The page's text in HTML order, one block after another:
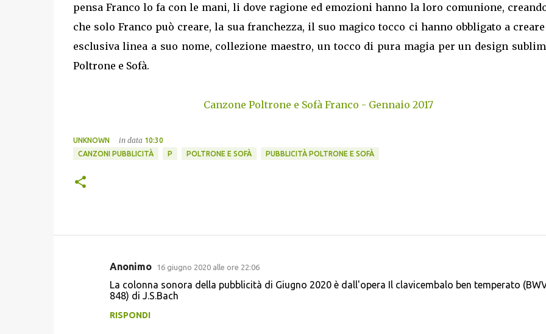
pensa Franco lo fa con le mani, li dove ragione ed emozioni hanno la loro comunione,
che solo Franco può creare, la sua franchezza, il suo magico tocco ci hanno obbligato a
esclusiva linea a suo nome, collezione maestro, un tocco di pura magia per un design
Poltrone e Sofà.
Canzone Poltrone e Sofà Franco - Gennaio 2017
UNKNOWN in data 10:30
CANZONI PUBBLICITÀ
P POLTRONE E SOFÀ PUBBLICITÀ POLTRONE E SOFÀ
Anonimo 16 giugno 2020 alle ore 22:06
La colonna sonora della pubblicità di Giugno 2020 è dall'opera Il clavicembalo ben temperato
848) di J.S.Bach
RISPONDI